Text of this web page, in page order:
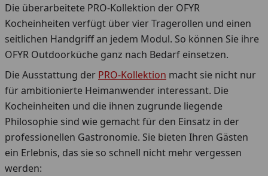
Die überarbeitete PRO-Kollektion der OFYR
Kocheinheiten verfügt über vier Tragerollen und einen
seitlichen Handgriff an jedem Modul. So können Sie ihre
OFYR Outdoorküche ganz nach Bedarf einsetzen.
Die Ausstattung der PRO-Kollektion macht sie nicht nur
für ambitionierte Heimanwender interessant. Die
Kocheinheiten und die ihnen zugrunde liegende
Philosophie sind wie gemacht für den Einsatz in der
professionellen Gastronomie. Sie bieten Ihren Gästen
ein Erlebnis, das sie so schnell nicht mehr vergessen
werden: